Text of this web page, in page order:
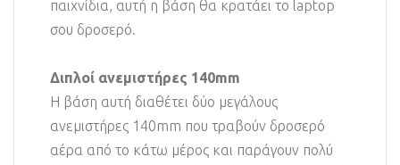
παιχνίδια, αυτή η βάση θα κρατάει το laptop
σου δροσερό.
Διπλοί ανεμιστήρες 140mm
Η βάση αυτή διαθέτει δύο μεγάλους
ανεμιστήρες 140mm που τραβούν δροσερό
αέρα από το κάτω μέρος και παράγουν πολύ